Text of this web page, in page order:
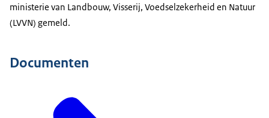
ministerie van Landbouw, Visserij, Voedselzekerheid en Natuur
(LVVN) gemeld.
Documenten